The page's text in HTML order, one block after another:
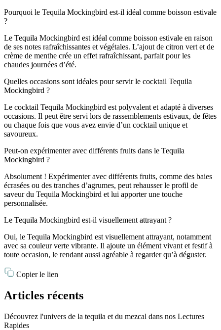
Pourquoi le Tequila Mockingbird est-il idéal comme boisson estivale
?
Le Tequila Mockingbird est idéal comme boisson estivale en raison
de ses notes rafraîchissantes et végétales. L’ajout de citron vert et de
crème de menthe crée un effet rafraîchissant, parfait pour les
chaudes journées d’été.
Quelles occasions sont idéales pour servir le cocktail Tequila
Mockingbird ?
Le cocktail Tequila Mockingbird est polyvalent et adapté à diverses
occasions. Il peut être servi lors de rassemblements estivaux, de fêtes
ou chaque fois que vous avez envie d’un cocktail unique et
savoureux.
Peut-on expérimenter avec différents fruits dans le Tequila
Mockingbird ?
Absolument ! Expérimenter avec différents fruits, comme des baies
écrasées ou des tranches d’agrumes, peut rehausser le profil de
saveur du Tequila Mockingbird et lui apporter une touche
personnalisée.
Le Tequila Mockingbird est-il visuellement attrayant ?
Oui, le Tequila Mockingbird est visuellement attrayant, notamment
avec sa couleur verte vibrante. Il ajoute un élément vivant et festif à
toute occasion, le rendant aussi agréable à regarder qu’à déguster.
Copier le lien
Articles récents
Découvrez l'univers de la tequila et du mezcal dans nos Lectures
Rapides